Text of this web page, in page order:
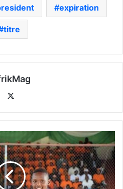
expiration
titre